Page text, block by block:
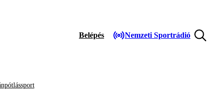
Belépés Nemzeti Sportrádió